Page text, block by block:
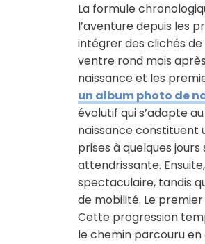
La formule
l’aventure depuis les
intégrer des clichés
ventre rond mois
naissance et les
un album photo de
évolutif qui s’adapte
naissance constituent
prises à quelques
attendrissante.
spectaculaire, tandis
de mobilité. Le
Cette progression
le chemin parcouru en